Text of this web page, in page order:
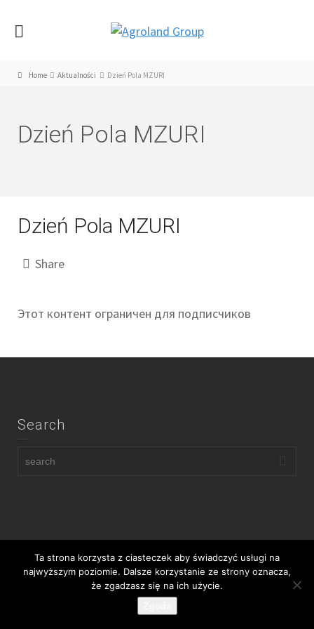
Home Aktualności Dzień Pola MZURI
Dzień Pola MZURI
Dzień Pola MZURI
Share
Этот контент ограничен для подписчиков
Search
Copyright © Company Name, Inc.
Ta strona korzysta z ciasteczek aby świadczyć usługi na
najwyższym poziomie. Dalsze korzystanie ze strony oznacza,
że zgadzasz się na ich użycie.